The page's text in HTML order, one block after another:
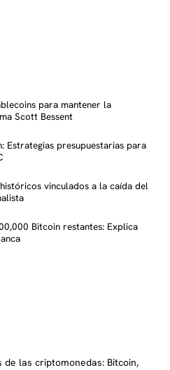
para mantener la
Scott Bessent
Estrategias presupuestarias para
vinculados a la caída del
Bitcoin restantes: Explica
de las criptomonedas: Bitcoin,